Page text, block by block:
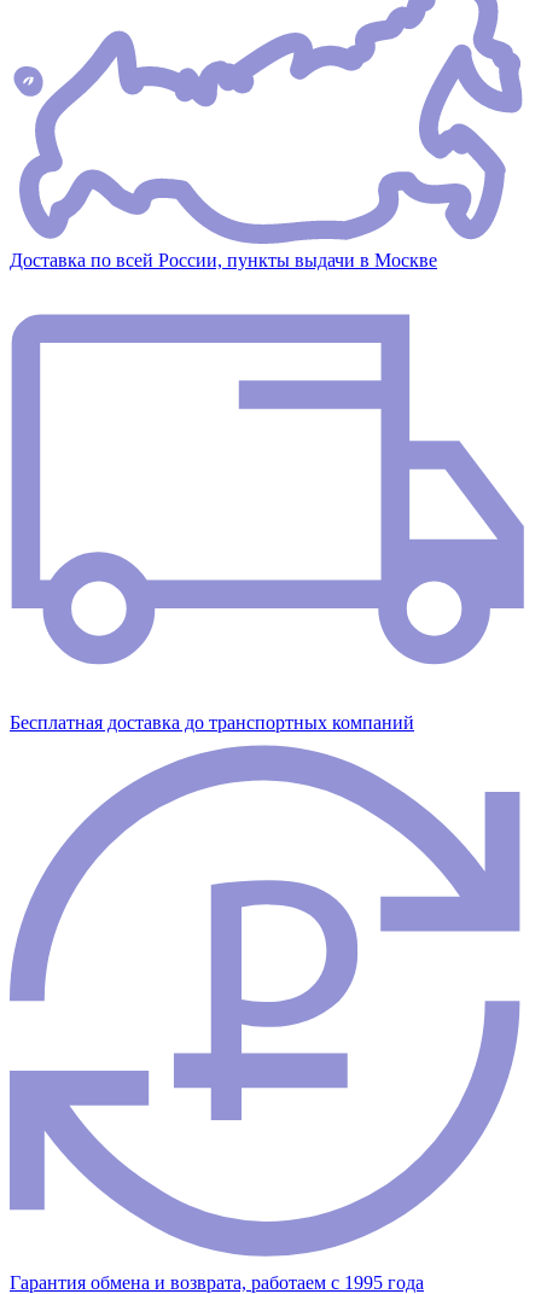
Доставка по всей России, пункты выдачи в Москве
Бесплатная доставка до транспортных компаний
Гарантия обмена и возврата, работаем с 1995 года